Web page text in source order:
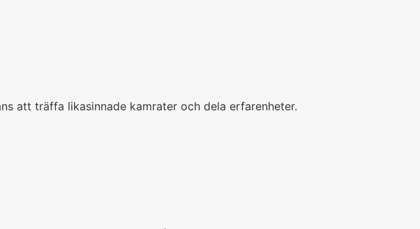
att träffa likasinnade kamrater och dela erfarenheter.